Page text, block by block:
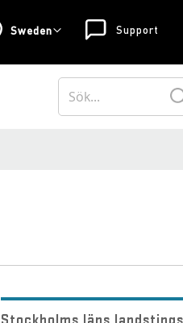
Support
Sweden
Stockholms läns landstings